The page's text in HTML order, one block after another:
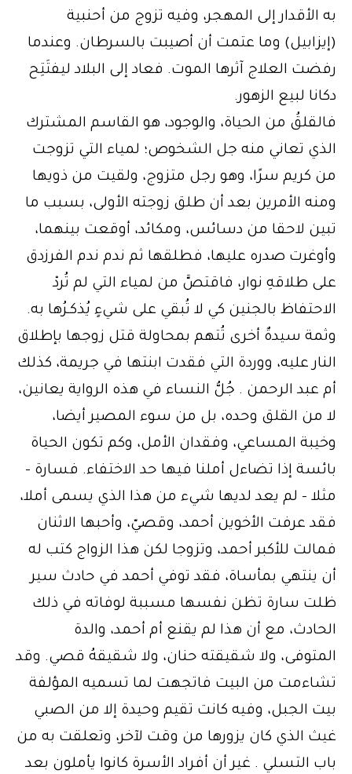
به الأقدار إلى المهجر، وفيه تزوج من أحنبية
(إيزابيل) وما عتمت أن أصيبت بالسرطان. وعندما
رفضت العلاج آثرها الموت. فعاد إلى البلاد ليفتَتِح
دكانا لبيع الزهور.
فالقلقُ من الحياة، والوجود، هو القاسم المشترك
الذي تعاني منه جل الشخوص؛ لمياء التي تزوجت
من كريم سرًا، وهو رجل متزوج، ولقيت من ذويها
ومنه الأمرين بعد أن طلق زوجته الأولى، بسبب ما
تبين لاحقا من دسائس، ومكائد، أوقعت بينهما،
وأوغرت صدره عليها، فطلقها ثم ندم ندم الفرزدق
على طلاقهِ نوار، فاقتصَّ من لمياء التي لم تُردْ
الاحتفاظ بالجنين كي لا تُبقي على شيءٍ يُذكـرُها به.
وثمة سيدةٌ أخرى تُتهم بمحاولة قتل زوجها بإطلاق
النار عليه، ووردة التي فقدت ابنتها في جريمة، كذلك
أم عبد الرحمن . جُلُّ النساء في هذه الرواية يعانين،
لا من القلق وحده، بل من سوء المصير أيضا،
وخيبة المساعي، وفقدان الأمل، وكم تكون الحياة
بائسة إذا تضاءل أملنا فيها حد الاختفاء. فسارة –
مثلا – لم يعد لديها شيء من هذا الذي يسمى أملا،
فقد عرفت الأخوين أحمد، وقصيّ، وأحبها الاثنان
فمالت للأكبر أحمد، وتزوجا لكن هذا الزواج كتب له
أن ينتهي بمأساة، فقد توفي أحمد في حادث سير
ظلت سارة تظن نفسها مسببة لوفاته في ذلك
الحادث، مع أن هذا لم يقنع أم أحمد، والدة
المتوفى، ولا شقيقته حنان، ولا شقيقهُ قصي. وقد
تشاءمت من البيت فاتجهت لما تسميه المؤلفة
بيت الجبل، وفيه كانت تقيم وحيدة إلا من الصبي
غيث الذي كان يزورها من وقت لآخر، وتعلقت به من
باب التسلي . غير أن أفراد الأسرة كانوا يأملون بعد